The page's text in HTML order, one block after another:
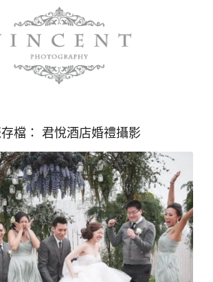
存檔：君悅酒店婚禮攝影